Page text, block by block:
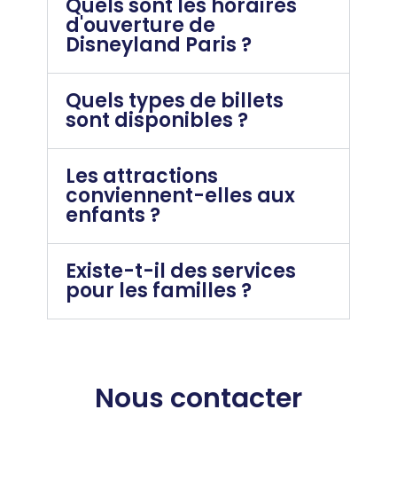
Quels sont les horaires
d'ouverture de
Disneyland Paris ?
Quels types de billets
sont disponibles ?
Les attractions
conviennent-elles aux
enfants ?
Existe-t-il des services
pour les familles ?
Nous contacter